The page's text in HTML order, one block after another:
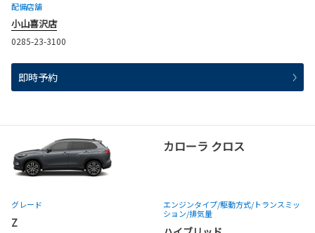
配備店舗
小山喜沢店
0285-23-3100
即時予約
カローラ クロス
グレード
Z
エンジンタイプ/駆動方式/トランスミッ
ション/排気量